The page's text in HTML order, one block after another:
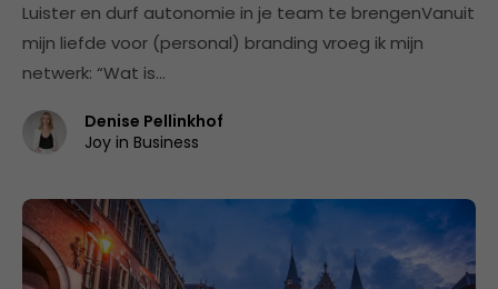
Luister en durf autonomie in je team te brengenVanuit
mijn liefde voor (personal) branding vroeg ik mijn
netwerk: “Wat is…
Denise Pellinkhof
Joy in Business